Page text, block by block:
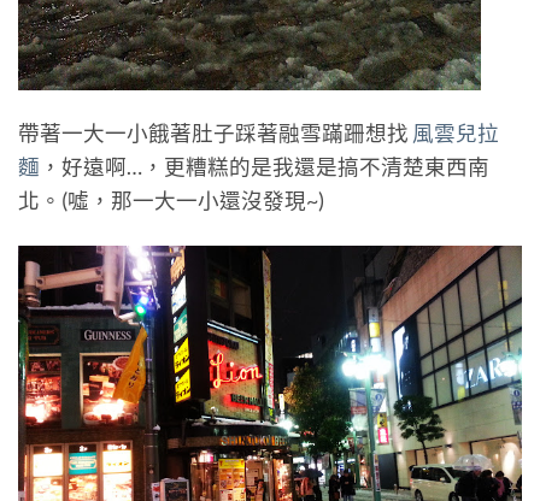
帶著一大一小餓著肚子踩著融雪蹣跚想找 風雲兒拉
麵 ，好遠啊…，更糟糕的是我還是搞不清楚東西南
北。(噓，那一大一小還沒發現~)